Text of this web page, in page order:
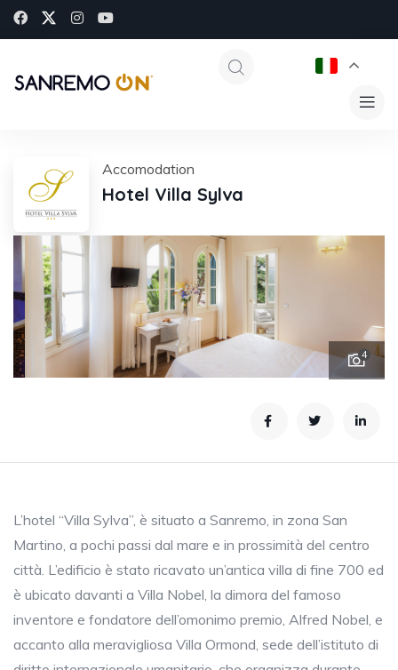
Accomodation
Hotel Villa Sylva
4
L’hotel “Villa Sylva”, è situato a Sanremo, in zona San
Martino, a pochi passi dal mare e in prossimità del centro
città. L’edificio è stato ricavato un’antica villa di fine 700 ed
è ubicato davanti a Villa Nobel, la dimora del famoso
inventore e fondatore dell’omonimo premio, Alfred Nobel, e
accanto alla meravigliosa Villa Ormond, sede dell’istituto di